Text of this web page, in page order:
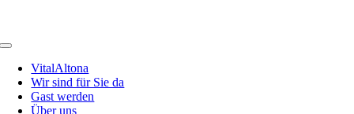
springen
Toggle
NavigationVitalAltona
Wir sind für Sie da
Gast werden
Über uns